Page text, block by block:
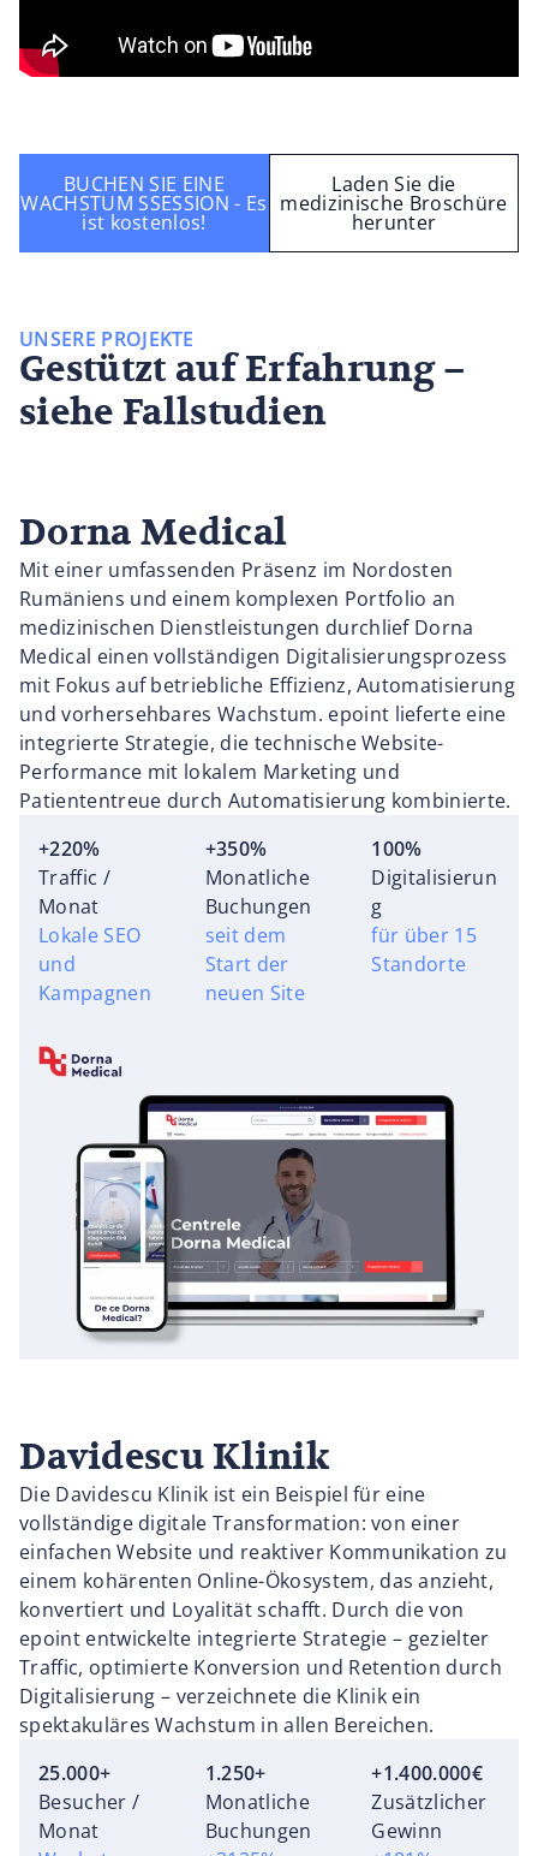
BUCHEN SIE EINE
WACHSTUM SSESSION - Es
ist kostenlos!
Laden Sie die
medizinische Broschüre
herunter
UNSERE PROJEKTE
Gestützt auf Erfahrung –
siehe Fallstudien
Dorna Medical
Mit einer umfassenden Präsenz im Nordosten
Rumäniens und einem komplexen Portfolio an
medizinischen Dienstleistungen durchlief Dorna
Medical einen vollständigen Digitalisierungsprozess
mit Fokus auf betriebliche Effizienz, Automatisierung
und vorhersehbares Wachstum. epoint lieferte eine
integrierte Strategie, die technische Website-
Performance mit lokalem Marketing und
Patiententreue durch Automatisierung kombinierte.
+220%
Traffic /
Monat
Lokale SEO
und
Kampagnen
+350%
Monatliche
Buchungen
seit dem
Start der
neuen Site
100%
Digitalisierun
g
für über 15
Standorte
Davidescu Klinik
Die Davidescu Klinik ist ein Beispiel für eine
vollständige digitale Transformation: von einer
einfachen Website und reaktiver Kommunikation zu
einem kohärenten Online-Ökosystem, das anzieht,
konvertiert und Loyalität schafft. Durch die von
epoint entwickelte integrierte Strategie – gezielter
Traffic, optimierte Konversion und Retention durch
Digitalisierung – verzeichnete die Klinik ein
spektakuläres Wachstum in allen Bereichen.
25.000+
Besucher /
Monat
1.250+
Monatliche
Buchungen
+1.400.000€
Zusätzlicher
Gewinn